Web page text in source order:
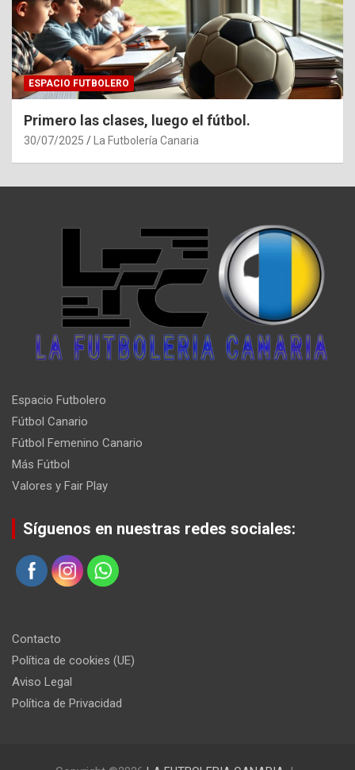
ESPACIO FUTBOLERO
Primero las clases, luego el fútbol.
30/07/2025 La Futbolería Canaria
Espacio Futbolero
Fútbol Canario
Fútbol Femenino Canario
Más Fútbol
Valores y Fair Play
Síguenos en nuestras redes sociales:
Contacto
Política de cookies (UE)
Aviso Legal
Política de Privacidad